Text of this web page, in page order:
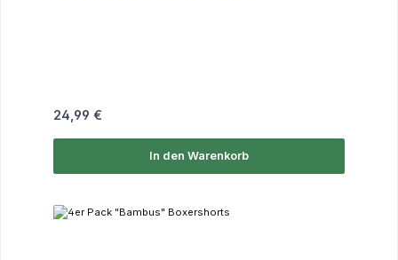
Regulärer Preis:
24,99 €
In den Warenkorb